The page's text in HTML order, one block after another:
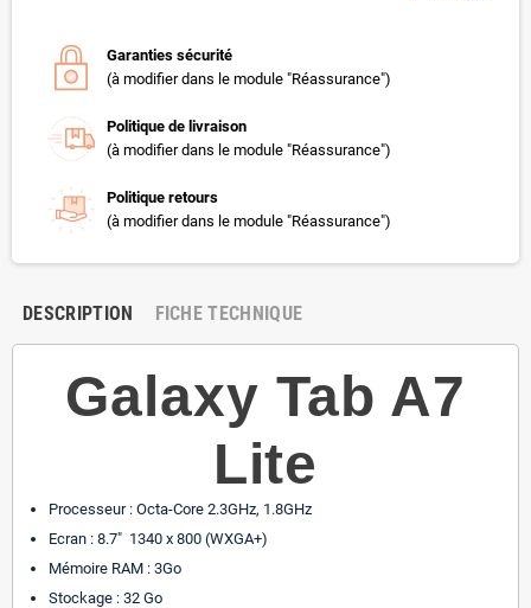
Garanties sécurité
(à modifier dans le module "Réassurance")
Politique de livraison
(à modifier dans le module "Réassurance")
Politique retours
(à modifier dans le module "Réassurance")
DESCRIPTION FICHE TECHNIQUE
Galaxy Tab A7
Lite
Processeur : Octa-Core 2.3GHz, 1.8GHz
Ecran : 8.7" 1340 x 800 (WXGA+)
Mémoire RAM : 3Go
Stockage : 32 Go